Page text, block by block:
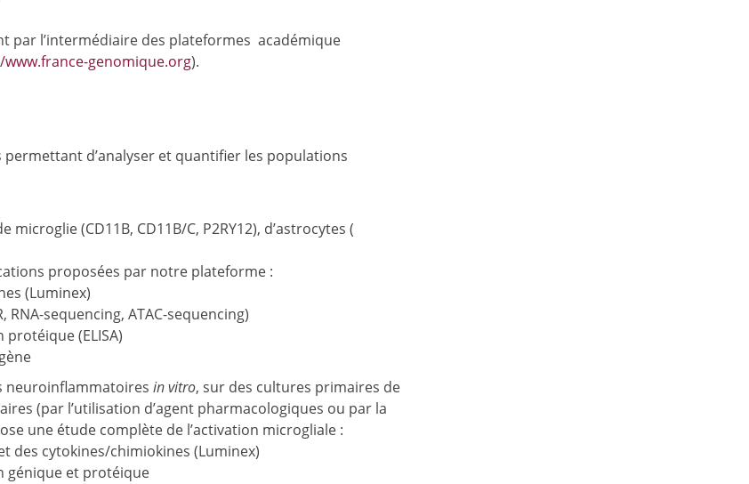
par l’intermédiaire des plateformes académique
genomique.org).
d’analyser et quantifier les populations
(CD11B, CD11B/C, P2RY12), d’astrocytes (
proposées par notre plateforme :
(Luminex)
RNA-sequencing, ATAC-sequencing)
protéique (ELISA)
neuroinflammatoires in vitro, sur des cultures primaires de
(par l’utilisation d’agent pharmacologiques ou par la
une étude complète de l’activation microgliale :
des cytokines/chimiokines (Luminex)
génique et protéique